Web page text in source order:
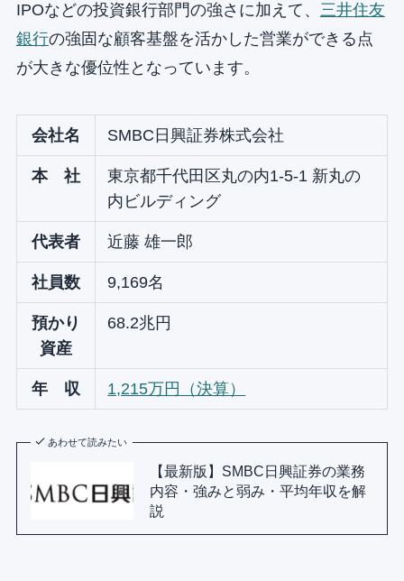
IPOなどの投資銀行部門の強さに加えて、 三井住友
銀行の強固な顧客基盤を活かした営業ができる点
が大きな優位性となっています。
会社名 SMBC日興証券株式会社
本 社
東京都千代田区丸の内1-5-1 新丸の
内ビルディング
代表者 近藤 雄一郎
社員数 9,169名
預かり
資産
68.2兆円
年 収 1,215万円（決算）
あわせて読みたい
【最新版】SMBC日興証券の業務
内容・強みと弱み・平均年収を解
説